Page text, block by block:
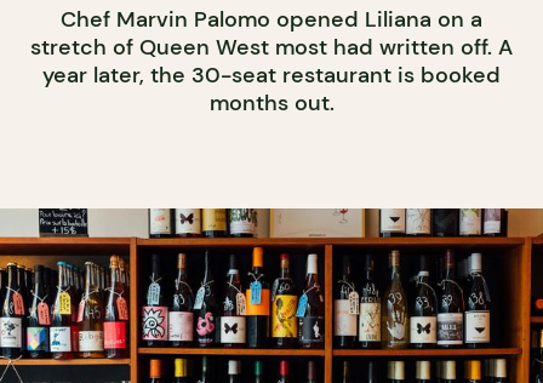
Chef Marvin Palomo opened Liliana on a
stretch of Queen West most had written off. A
year later, the 30-seat restaurant is booked
months out.